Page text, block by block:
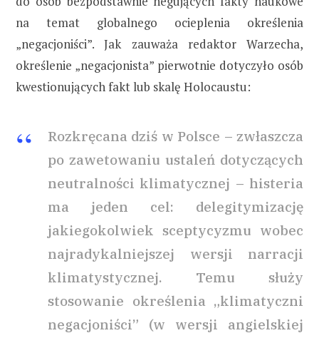
na temat globalnego ocieplenia określenia
„negacjoniści”. Jak zauważa redaktor Warzecha,
określenie „negacjonista” pierwotnie dotyczyło osób
kwestionujących fakt lub skalę Holocaustu:
Rozkręcana dziś w Polsce – zwłaszcza
po zawetowaniu ustaleń dotyczących
neutralności klimatycznej – histeria
ma jeden cel: delegitymizację
jakiegokolwiek sceptycyzmu wobec
najradykalniejszej wersji narracji
klimatystycznej. Temu służy
stosowanie określenia „klimatyczni
negacjoniści” (w wersji angielskiej